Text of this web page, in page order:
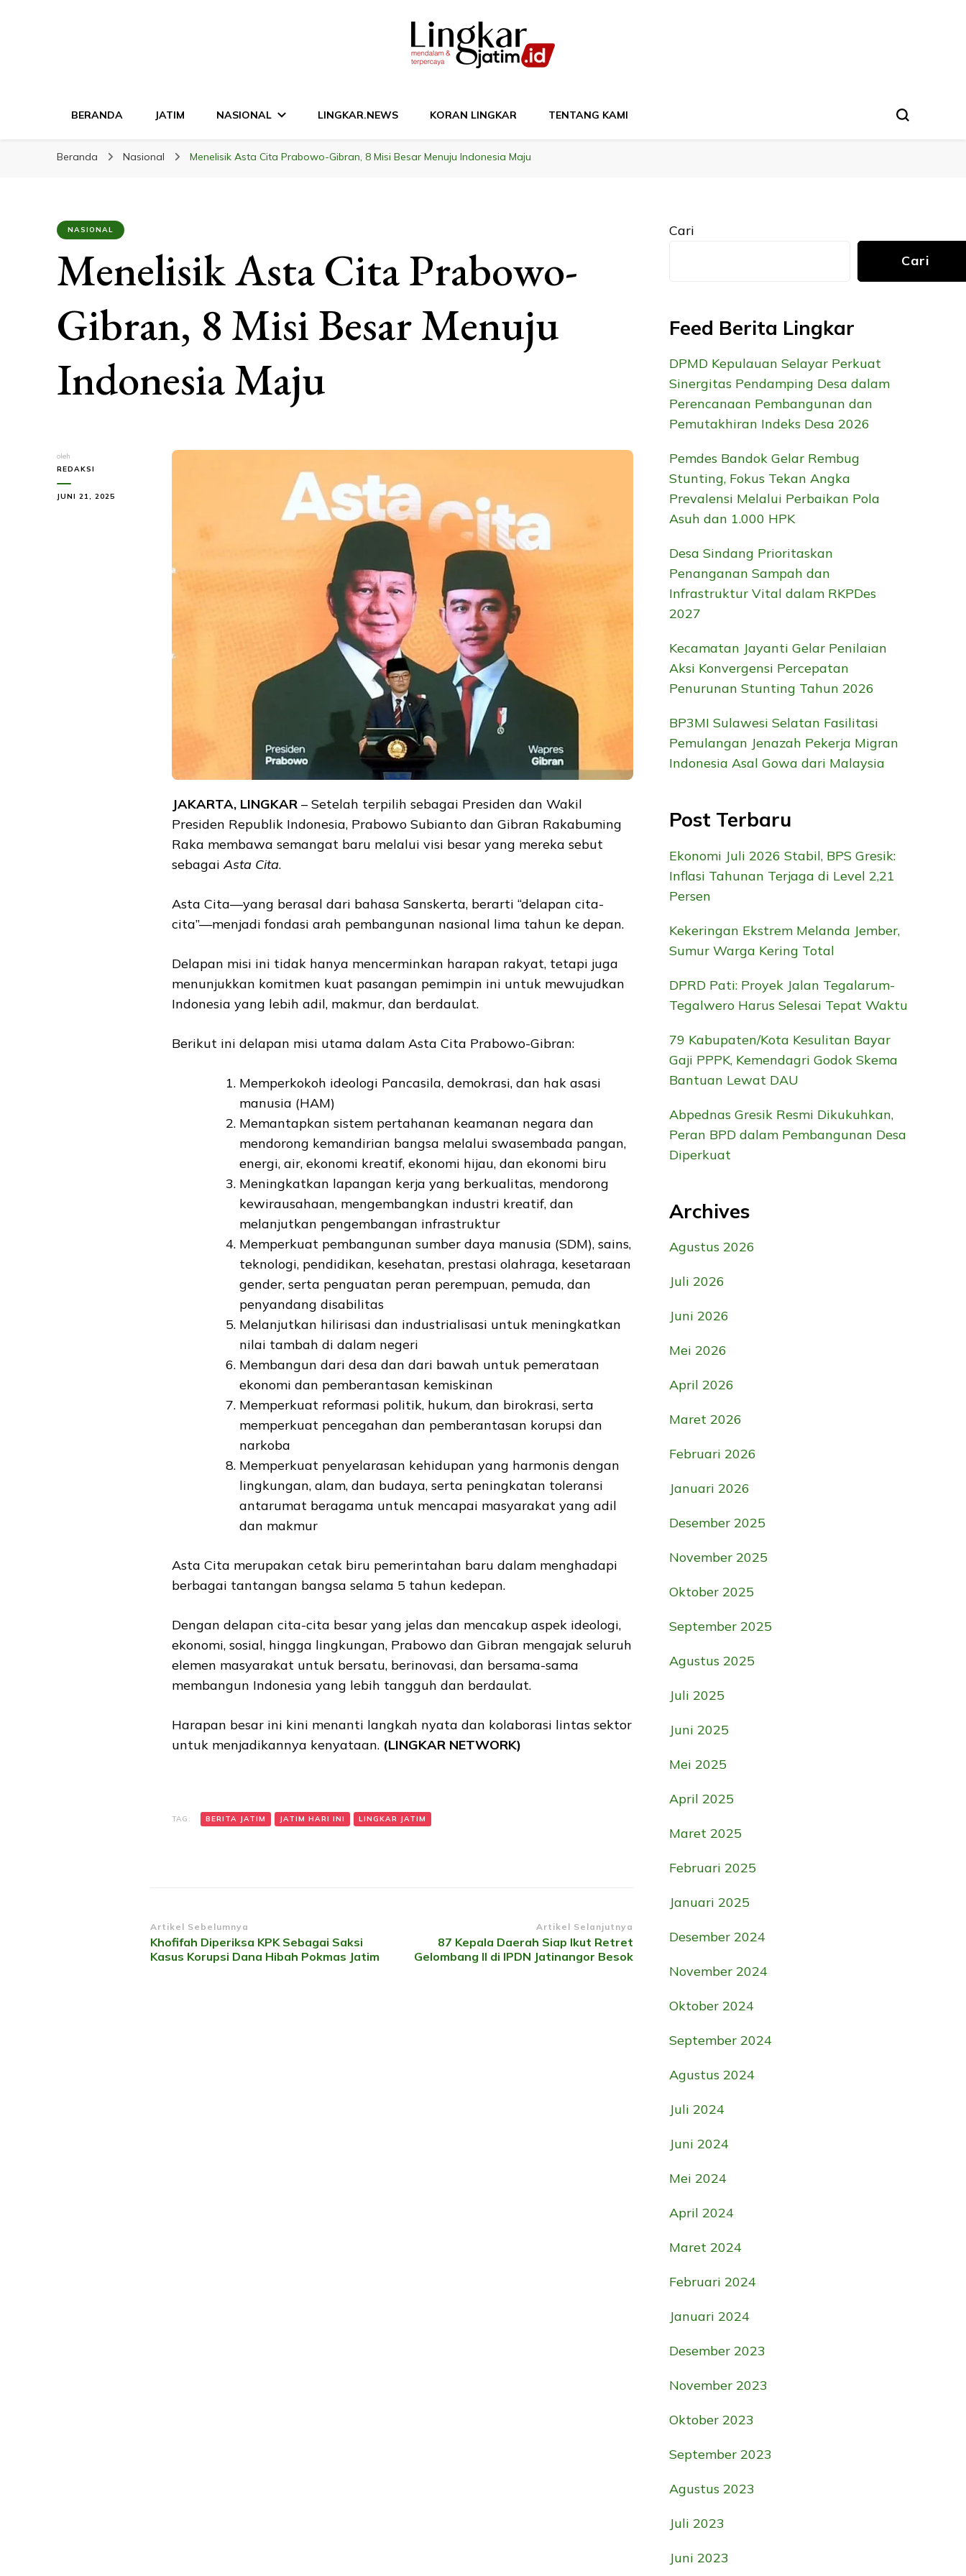
BERANDA JATIM NASIONAL LINGKAR.NEWS KORAN LINGKAR TENTANG KAMI
Beranda Nasional Menelisik Asta Cita Prabowo-Gibran, 8 Misi Besar Menuju Indonesia Maju
NASIONAL
Menelisik Asta Cita Prabowo-
Gibran, 8 Misi Besar Menuju
Indonesia Maju
oleh
REDAKSI
JUNI 21, 2025
JAKARTA, LINGKAR – Setelah terpilih sebagai Presiden dan Wakil
Presiden Republik Indonesia, Prabowo Subianto dan Gibran Rakabuming
Raka membawa semangat baru melalui visi besar yang mereka sebut
sebagai Asta Cita.
Asta Cita—yang berasal dari bahasa Sanskerta, berarti “delapan cita-
cita”—menjadi fondasi arah pembangunan nasional lima tahun ke depan.
Delapan misi ini tidak hanya mencerminkan harapan rakyat, tetapi juga
menunjukkan komitmen kuat pasangan pemimpin ini untuk mewujudkan
Indonesia yang lebih adil, makmur, dan berdaulat.
Berikut ini delapan misi utama dalam Asta Cita Prabowo-Gibran:
Memperkokoh ideologi Pancasila, demokrasi, dan hak asasi
manusia (HAM)
Memantapkan sistem pertahanan keamanan negara dan
mendorong kemandirian bangsa melalui swasembada pangan,
energi, air, ekonomi kreatif, ekonomi hijau, dan ekonomi biru
Meningkatkan lapangan kerja yang berkualitas, mendorong
kewirausahaan, mengembangkan industri kreatif, dan
melanjutkan pengembangan infrastruktur
Memperkuat pembangunan sumber daya manusia (SDM), sains,
teknologi, pendidikan, kesehatan, prestasi olahraga, kesetaraan
gender, serta penguatan peran perempuan, pemuda, dan
penyandang disabilitas
Melanjutkan hilirisasi dan industrialisasi untuk meningkatkan
nilai tambah di dalam negeri
Membangun dari desa dan dari bawah untuk pemerataan
ekonomi dan pemberantasan kemiskinan
Memperkuat reformasi politik, hukum, dan birokrasi, serta
memperkuat pencegahan dan pemberantasan korupsi dan
narkoba
Memperkuat penyelarasan kehidupan yang harmonis dengan
lingkungan, alam, dan budaya, serta peningkatan toleransi
antarumat beragama untuk mencapai masyarakat yang adil
dan makmur
Asta Cita merupakan cetak biru pemerintahan baru dalam menghadapi
berbagai tantangan bangsa selama 5 tahun kedepan.
Dengan delapan cita-cita besar yang jelas dan mencakup aspek ideologi,
ekonomi, sosial, hingga lingkungan, Prabowo dan Gibran mengajak seluruh
elemen masyarakat untuk bersatu, berinovasi, dan bersama-sama
membangun Indonesia yang lebih tangguh dan berdaulat.
Harapan besar ini kini menanti langkah nyata dan kolaborasi lintas sektor
untuk menjadikannya kenyataan. (LINGKAR NETWORK)
TAG: BERITA JATIM JATIM HARI INI LINGKAR JATIM
Navigasi
Artikel
Artikel Sebelumnya
Khofifah Diperiksa KPK Sebagai Saksi
Kasus Korupsi Dana Hibah Pokmas Jatim
Artikel Selanjutnya
87 Kepala Daerah Siap Ikut Retret
Gelombang II di IPDN Jatinangor Besok
Cari
Cari
Feed Berita Lingkar
DPMD Kepulauan Selayar Perkuat
Sinergitas Pendamping Desa dalam
Perencanaan Pembangunan dan
Pemutakhiran Indeks Desa 2026
Pemdes Bandok Gelar Rembug
Stunting, Fokus Tekan Angka
Prevalensi Melalui Perbaikan Pola
Asuh dan 1.000 HPK
Desa Sindang Prioritaskan
Penanganan Sampah dan
Infrastruktur Vital dalam RKPDes
2027
Kecamatan Jayanti Gelar Penilaian
Aksi Konvergensi Percepatan
Penurunan Stunting Tahun 2026
BP3MI Sulawesi Selatan Fasilitasi
Pemulangan Jenazah Pekerja Migran
Indonesia Asal Gowa dari Malaysia
Post Terbaru
Ekonomi Juli 2026 Stabil, BPS Gresik:
Inflasi Tahunan Terjaga di Level 2,21
Persen
Kekeringan Ekstrem Melanda Jember,
Sumur Warga Kering Total
DPRD Pati: Proyek Jalan Tegalarum-
Tegalwero Harus Selesai Tepat Waktu
79 Kabupaten/Kota Kesulitan Bayar
Gaji PPPK, Kemendagri Godok Skema
Bantuan Lewat DAU
Abpednas Gresik Resmi Dikukuhkan,
Peran BPD dalam Pembangunan Desa
Diperkuat
Archives
Agustus 2026
Juli 2026
Juni 2026
Mei 2026
April 2026
Maret 2026
Februari 2026
Januari 2026
Desember 2025
November 2025
Oktober 2025
September 2025
Agustus 2025
Juli 2025
Juni 2025
Mei 2025
April 2025
Maret 2025
Februari 2025
Januari 2025
Desember 2024
November 2024
Oktober 2024
September 2024
Agustus 2024
Juli 2024
Juni 2024
Mei 2024
April 2024
Maret 2024
Februari 2024
Januari 2024
Desember 2023
November 2023
Oktober 2023
September 2023
Agustus 2023
Juli 2023
Juni 2023